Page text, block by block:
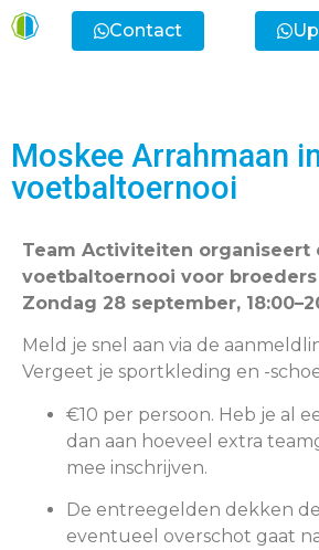
Contact
Moskee Arrahmaan
voetbaltoernooi
Team Activiteiten organiseert
voetbaltoernooi voor broeders
Zondag 28 september,
Meld je snel aan via de
Vergeet je sportkleding en -
€10 per persoon. Heb je al
dan aan hoeveel extra
mee inschrijven.
De entreegelden dekken
eventueel overschot gaat